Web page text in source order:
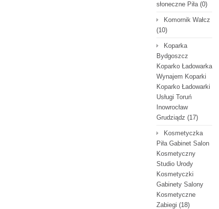
słoneczne Piła(0)
Komornik Wałcz
(10)
Koparka
Bydgoszcz
Koparko Ładowarka
Wynajem Koparki
Koparko Ładowarki
Usługi Toruń
Inowrocław
Grudziądz (17)
Kosmetyczka
Piła Gabinet Salon
Kosmetyczny
Studio Urody
Kosmetyczki
Gabinety Salony
Kosmetyczne
Zabiegi (18)